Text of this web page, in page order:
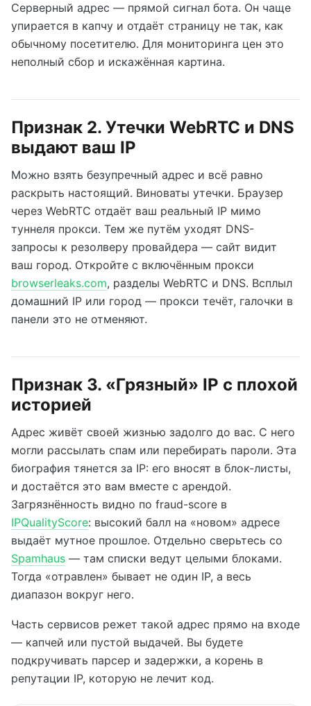
Серверный адрес — прямой сигнал бота. Он чаще
упирается в капчу и отдаёт страницу не так, как
обычному посетителю. Для мониторинга цен это
неполный сбор и искажённая картина.
Признак 2. Утечки WebRTC и DNS
выдают ваш IP
Можно взять безупречный адрес и всё равно
раскрыть настоящий. Виноваты утечки. Браузер
через WebRTC отдаёт ваш реальный IP мимо
туннеля прокси. Тем же путём уходят DNS-
запросы к резолверу провайдера — сайт видит
ваш город. Откройте с включённым прокси
browserleaks.com, разделы WebRTC и DNS. Всплыл
домашний IP или город — прокси течёт, галочки в
панели это не отменяют.
Признак 3. «Грязный» IP с плохой
историей
Адрес живёт своей жизнью задолго до вас. С него
могли рассылать спам или перебирать пароли. Эта
биография тянется за IP: его вносят в блок-листы,
и достаётся это вам вместе с арендой.
Загрязнённость видно по fraud-score в
IPQualityScore: высокий балл на «новом» адресе
выдаёт мутное прошлое. Отдельно сверьтесь со
Spamhaus — там списки ведут целыми блоками.
Тогда «отравлен» бывает не один IP, а весь
диапазон вокруг него.
Часть сервисов режет такой адрес прямо на входе
— капчей или пустой выдачей. Вы будете
подкручивать парсер и задержки, а корень в
репутации IP, которую не лечит код.